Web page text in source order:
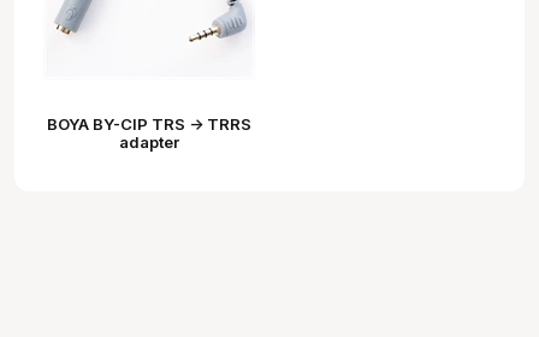
BOYA BY-CIP TRS -> TRRS
adapter